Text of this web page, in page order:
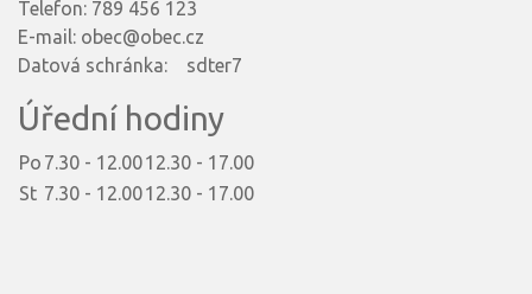
Telefon: 789 456 123
E-mail: obec@obec.cz
Datová schránka: sdter7
Úřední hodiny
Po 7.30 - 12.0012.30 - 17.00
St 7.30 - 12.0012.30 - 17.00